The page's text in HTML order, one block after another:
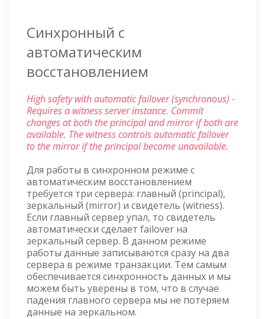
Синхронный с
автоматическим
восстановлением
High safety with automatic failover (synchronous) -
Requires a witness server instance. Commit
changes at both the principal and mirror if both are
available. The witness controls automatic failover
to the mirror if the principal become unavailable.
Для работы в синхронном режиме с
автоматическим восстановлением
требуется три сервера: главный (principal),
зеркальный (mirror) и свидетель (witness).
Если главный сервер упал, то свидетель
автоматически сделает failover на
зеркальный сервер. В данном режиме
работы данные записываются сразу на два
сервера в режиме транзакции. Тем самым
обеспечивается синхронность данных и мы
можем быть уверены в том, что в случае
падения главного сервера мы не потеряем
данные на зеркальном.